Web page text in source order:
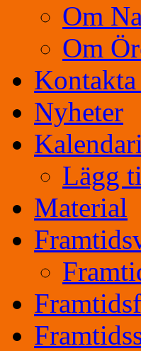
Om
Om
Kontakta
Nyheter
Lägg
Material